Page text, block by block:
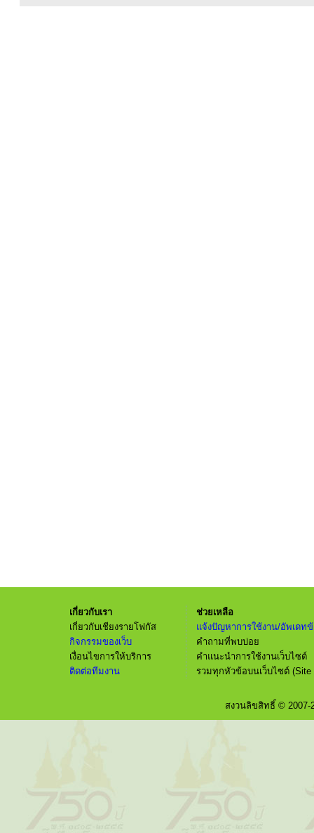
เกี่ยวกับเรา
เกี่ยวกับเชียงรายโฟกัส
กิจกรรมของเว็บ
เงื่อนไขการให้บริการ
ติดต่อทีมงาน
ช่วยเหลือ
แจ้งปัญหาการใช้งาน/อัพเดท
คำถามที่พบบ่อย
คำแนะนำการใช้งานเว็บไซต์
รวมทุกหัวข้อบนเว็บไซต์ (Site
สงวนลิขสิทธิ์ © 2007-